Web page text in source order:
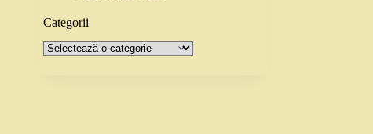
Categorii
Categorii